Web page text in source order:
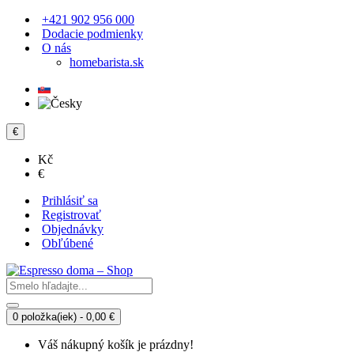
+421 902 956 000
Dodacie podmienky
O nás
homebarista.sk
€
Kč
€
Prihlásiť sa
Registrovať
Objednávky
Obľúbené
0 položka(iek) - 0,00 €
Váš nákupný košík je prázdny!